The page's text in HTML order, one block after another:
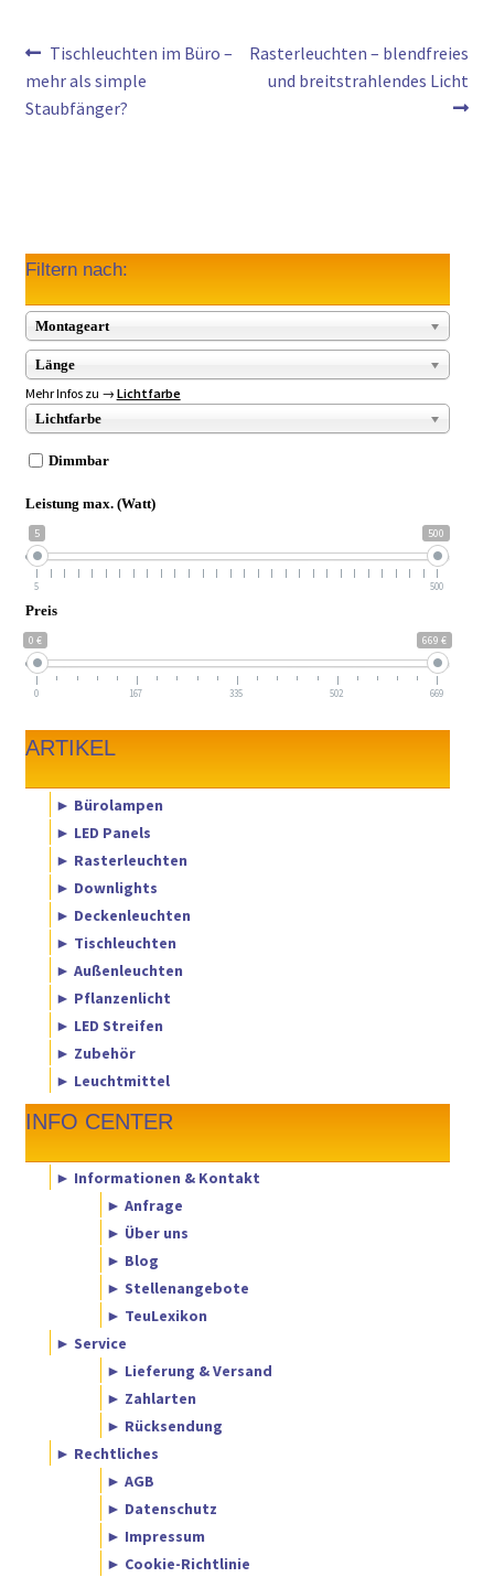
Beitragsnavigation
Vorheriger
Beitrag:
Tischleuchten im Büro –
mehr als simple
Staubfänger?
Nächster
Beitrag:
Rasterleuchten – blendfreies
und breitstrahlendes Licht
Filtern nach:
Montageart
Länge
Mehr Infos zu → Lichtfarbe
Lichtfarbe
Dimmbar
Leistung max. (Watt)
5 500
5 500
Preis
0 € 669 €
0 167 335 502 669
ARTIKEL
► Bürolampen
► LED Panels
► Rasterleuchten
► Downlights
► Deckenleuchten
► Tischleuchten
► Außenleuchten
► Pflanzenlicht
► LED Streifen
► Zubehör
► Leuchtmittel
INFO CENTER
► Informationen & Kontakt
► Anfrage
► Über uns
► Blog
► Stellenangebote
► TeuLexikon
► Service
► Lieferung & Versand
► Zahlarten
► Rücksendung
► Rechtliches
► AGB
► Datenschutz
► Impressum
► Cookie-Richtlinie